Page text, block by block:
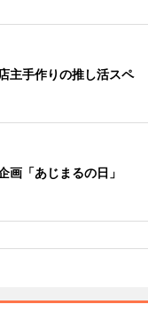
主手作りの推し活スペ
画「あじまるの日」